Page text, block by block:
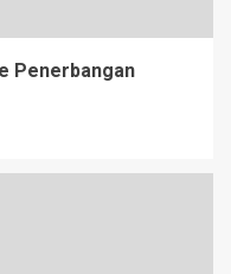
Penerbangan